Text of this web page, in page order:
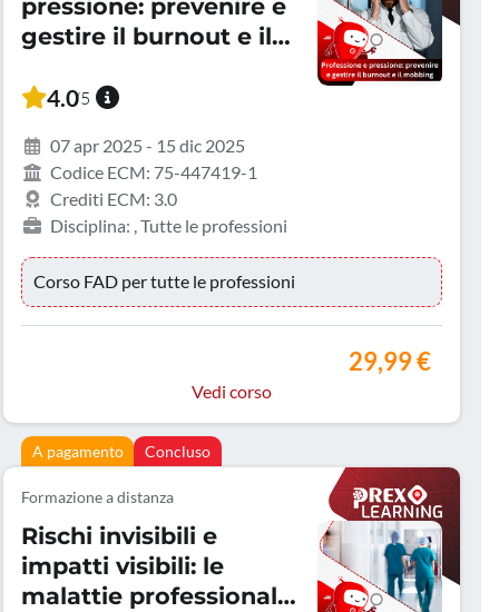
pressione: prevenire e
gestire il burnout e il
07 apr 2025 - 15 dic 2025
Codice ECM: 75-447419-1
Crediti ECM: 3.0
Disciplina: , Tutte le professioni
4.0/5
Corso FAD per tutte le professioni
29,99 €
Vedi corso
A pagamento Concluso
Formazione a distanza
Rischi invisibili e
impatti visibili: le
malattie professionali